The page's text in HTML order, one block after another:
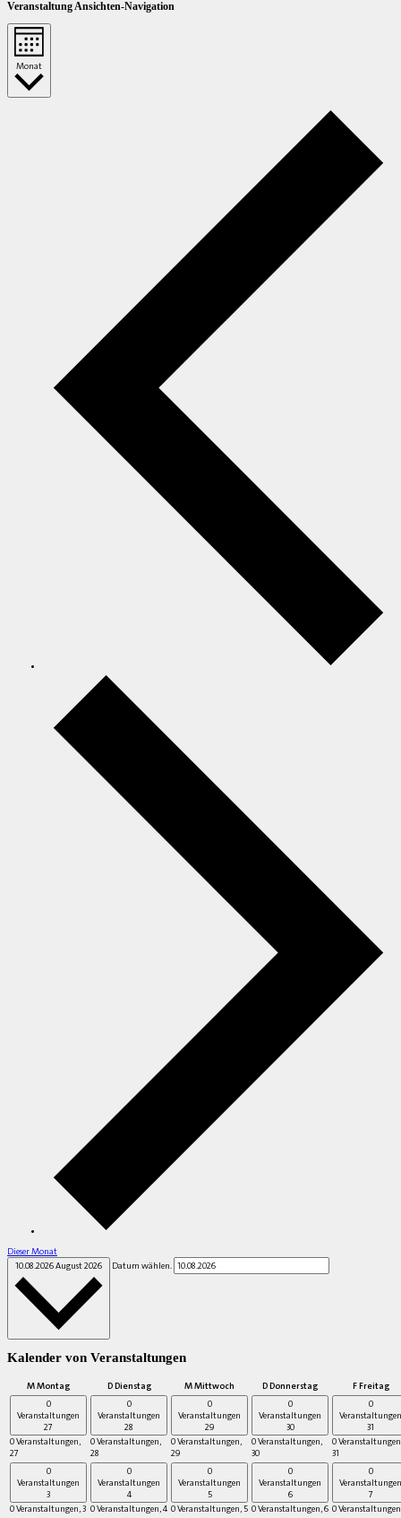
Veranstaltung Ansichten-Navigation
Monat
Dieser Monat
10.08.2026August 2026 Datum wählen.
Kalender von Veranstaltungen
MMontag DDienstag MMittwoch DDonnerstag FFreitag
0
Veranstaltungen
27
0 Veranstaltungen,
27
0
Veranstaltungen
28
0 Veranstaltungen,
28
0
Veranstaltungen
29
0 Veranstaltungen,
29
0
Veranstaltungen
30
0 Veranstaltungen,
30
0
Veranstaltungen
31
0
31
0
Veranstaltungen
3
0 Veranstaltungen, 3
0
Veranstaltungen
4
0 Veranstaltungen, 4
0
Veranstaltungen
5
0 Veranstaltungen, 5
0
Veranstaltungen
6
0 Veranstaltungen, 6
0
Veranstaltungen
7
0